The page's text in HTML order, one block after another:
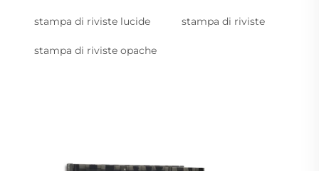
stampa di riviste lucide stampa di riviste
stampa di riviste opache